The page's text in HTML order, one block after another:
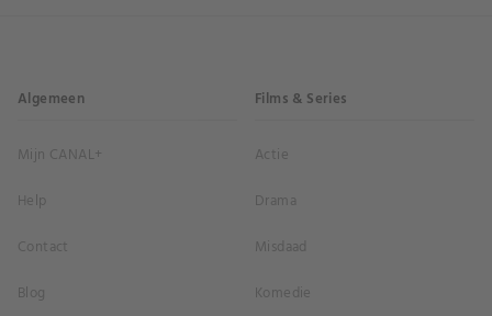
Algemeen
Mijn CANAL+
Help
Contact
Blog
Films & Series
Actie
Drama
Misdaad
Komedie